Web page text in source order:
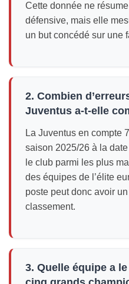
Cette donnée ne
défensive, mais elle
un but concédé sur une
2. Combien
Juventus a-t-elle
La Juventus en compte
saison 2025/26 à la
le club parmi les plus
des équipes de l’élite
poste peut donc avoir
classement.
3. Quelle équipe a